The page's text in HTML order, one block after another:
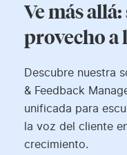
Ve más
provecho a
Descubre nuestra
& Feedback
unificada para
la voz del cliente
crecimiento.